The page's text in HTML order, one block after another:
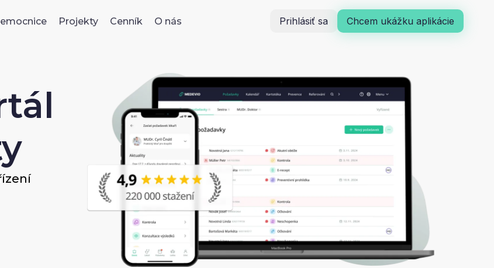
Projekty Cenník O nás Prihlásiť sa Chcem ukážku aplikácie